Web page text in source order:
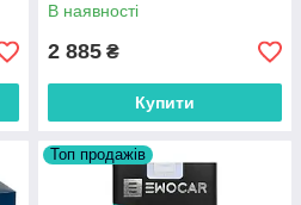
В наявності
2 885 ₴
Купити
Топ продажів